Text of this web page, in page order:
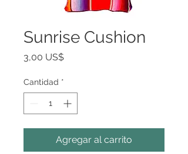
Sunrise Cushion
3,00 US$Precio
Cantidad *
Agregar al carrito